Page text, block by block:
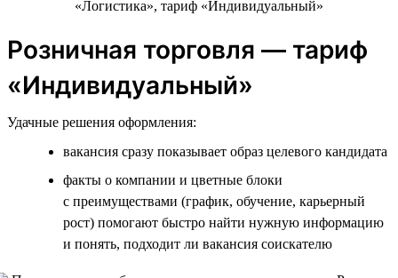
Розничная торговля — тариф
«Индивидуальный»
Удачные решения оформления:
вакансия сразу показывает образ целевого кандидата
факты о компании и цветные блоки
с преимуществами (график, обучение, карьерный
рост) помогают быстро найти нужную информацию
и понять, подходит ли вакансия соискателю